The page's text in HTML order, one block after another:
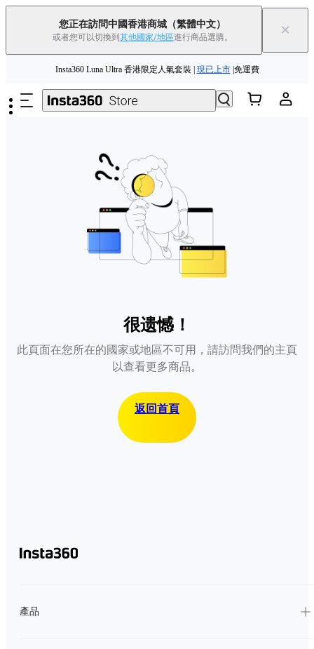
您正在訪問中國香港商城 （繁體中文）
或者您可以切換到 其他國家/地區進行商品選購。 ×
Insta360 Luna Ultra 香港限定人氣套裝 | 現已上市|免運費
夏季優惠 | 精選商品低至 立即選購
舊機換新機，享現金回饋或優惠券
Insta360 Luna Ultra 香港限定人氣套裝 |
很遗憾！
此頁面在您所在的國家或地區不可用，請訪問我們的主頁
以查看更多商品。
返回首頁
產品